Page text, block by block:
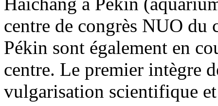
centre de congrès NUO du
Pékin sont également en
centre. Le premier intègre
vulgarisation scientifique